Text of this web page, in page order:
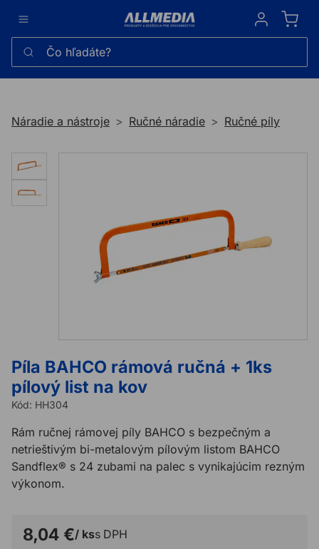
Sign in
Čo hľadáte?
Náradie a nástroje Ručné náradie Ručné píly
Píla BAHCO rámová ručná + 1ks
pílový list na kov
Kód: HH304
Rám ručnej rámovej píly BAHCO s bezpečným a
netrieštivým bi-metalovým pílovým listom BAHCO
Sandflex® s 24 zubami na palec s vynikajúcim rezným
výkonom.
8,04 €/ kss DPH